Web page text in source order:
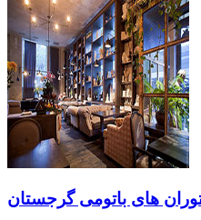
های باتومی گرجستان